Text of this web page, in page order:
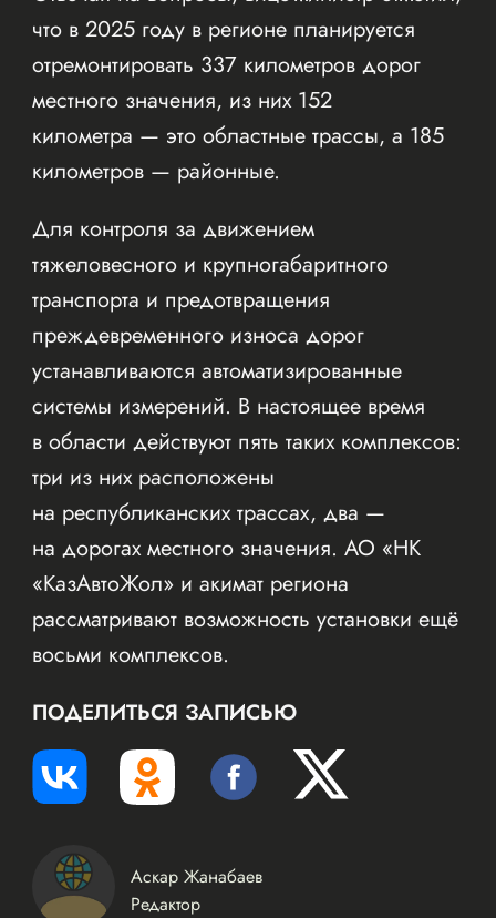
что в 2025 году в регионе планируется
отремонтировать 337 километров дорог
местного значения, из них 152
километра — это областные трассы, а 185
километров — районные.
Для контроля за движением
тяжеловесного и крупногабаритного
транспорта и предотвращения
преждевременного износа дорог
устанавливаются автоматизированные
системы измерений. В настоящее время
в области действуют пять таких комплексов:
три из них расположены
на республиканских трассах, два —
на дорогах местного значения. АО «НК
«КазАвтоЖол» и акимат региона
рассматривают возможность установки ещё
восьми комплексов.
ПОДЕЛИТЬСЯ ЗАПИСЬЮ
Аскар Жанабаев
Редактор